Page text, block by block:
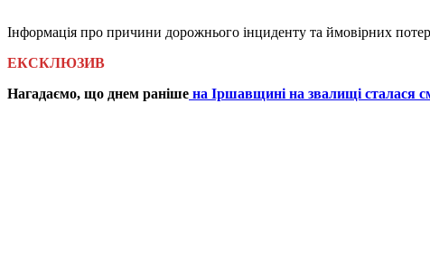
Інформація про причини дорожнього інциденту та ймовірних
ЕКСКЛЮЗИВ
Нагадаємо, що днем раніше на Іршавщині на звалищі сталася